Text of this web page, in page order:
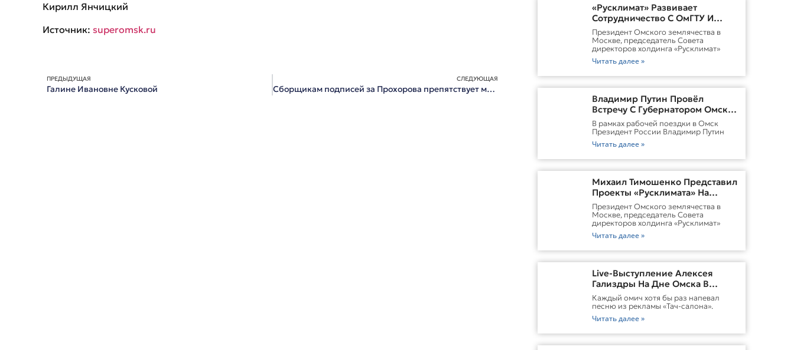
Кирилл Янчицкий
Источник: superomsk.ru
ПРЕДЫДУЩАЯ
Галине Ивановне Кусковой
СЛЕДУЮЩАЯ
Сборщикам подписей за Прохорова препятствует милиция
«Русклимат» Развивает
Сотрудничество С ОмГТУ И
Участвует В Обновлении
Городской Среды Омска
Президент Омского землячества в
Москве, председатель Совета
директоров холдинга «Русклимат»
Читать далее »
Владимир Путин Провёл
Встречу С Губернатором Омской
Области Виталием
ХоценкоИсточник
В рамках рабочей поездки в Омск
Президент России Владимир Путин
Читать далее »
Михаил Тимошенко Представил
Проекты «Русклимата» На
Форуме России И Казахстана
Президент Омского землячества в
Москве, председатель Совета
директоров холдинга «Русклимат»
Читать далее »
Live-Выступление Алексея
Гализдры На Дне Омска В
Москве
Каждый омич хотя бы раз напевал
песню из рекламы «Тач-салона».
Читать далее »